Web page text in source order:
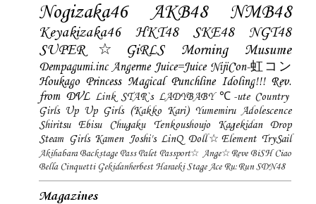
Nogizaka46 AKB48 NMB48
Keyakizaka46 HKT48 SKE48
NGT48
SUPER☆GiRLS
Morning Musume
Dempagumi.inc Angerme Juice=Juice NijiCon-虹コン
Houkago Princess Magical Punchline Idoling!!! Rev.
from DVL Link STAR`s LADYBABY ℃-ute Country
Girls Up Up Girls (Kakko Kari) Yumemiru Adolescence
Shiritsu Ebisu Chugaku
Tenkoushoujo Kagekidan
Drop
Steam Girls Kamen Joshi's LinQ Doll☆Element TrySail
Akihabara Backstage Pass Palet Passport☆ Ange☆Reve BiSH Ciao
Bella Cinquetti Gekidanherbest Haraeki Stage Ace Ru:Run SDN48
Magazines